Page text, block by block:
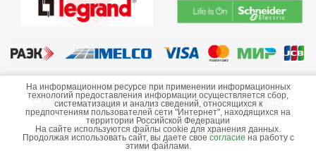
©2013-2026 ООО «Краснодарэлектро»
Сайт носит информационный характер и не является
публичной офертой.
Стоимость товаров и их наличие не гарантируются.
На информационном ресурсе при применении информационных
технологий предоставления информации осуществляется сбор,
систематизация и анализ сведений, относящихся к
предпочтениям пользователей сети "Интернет", находящихся на
территории Российской Федерации
На сайте используются файлы cookie для хранения данных.
Продолжая использовать сайт, вы даете свое согласие на работу с
этими файлами.